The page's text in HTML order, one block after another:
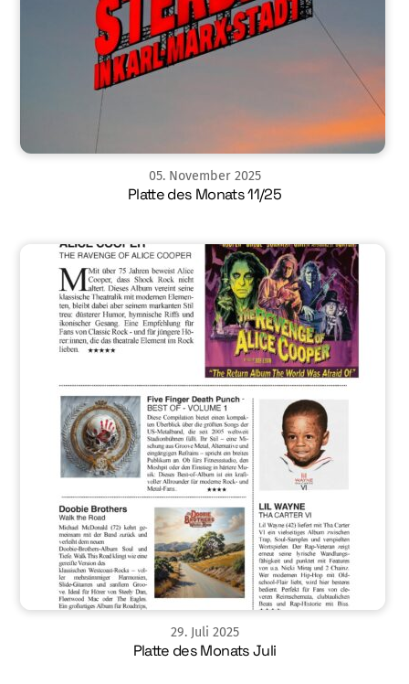
05. November 2025
Platte des Monats 11/25
29. Juli 2025
Platte des Monats Juli